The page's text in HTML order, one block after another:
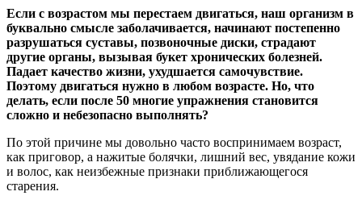
Если с возрастом мы перестаем двигаться, наш организм в
буквально смысле заболачивается, начинают постепенно
разрушаться суставы, позвоночные диски, страдают
другие органы, вызывая букет хронических болезней.
Падает качество жизни, ухудшается самочувствие.
Поэтому двигаться нужно в любом возрасте. Но, что
делать, если после 50 многие упражнения становится
сложно и небезопасно выполнять?
По этой причине мы довольно часто воспринимаем возраст,
как приговор, а нажитые болячки, лишний вес, увядание кожи
и волос, как неизбежные признаки приближающегося
старения.